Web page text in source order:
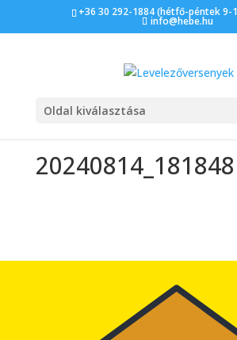
+36 30 292-1884 (hétfő-péntek 9-
info@hebe.hu
Oldal kiválasztása
20240814_181848